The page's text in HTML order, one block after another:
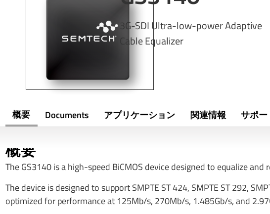
3G-SDI Ultra-low-power Adaptive
Cable Equalizer
概要 Documents アプリケーション 関連情報 サポー
概要
The GS3140 is a high-speed BiCMOS device designed to equalize and
The device is designed to support SMPTE ST 424, SMPTE ST 292,
optimized for performance at 125Mb/s, 270Mb/s, 1.485Gb/s, and